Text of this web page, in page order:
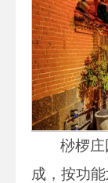
桫椤
成，按功